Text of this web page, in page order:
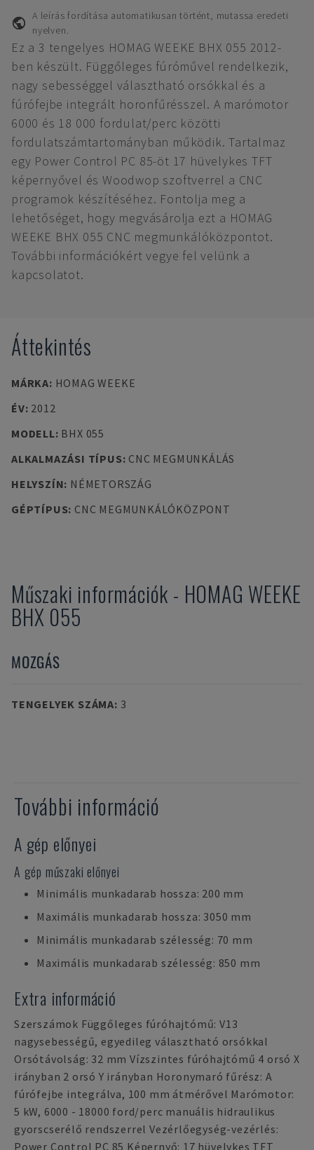
A leírás fordítása automatikusan történt, mutassa eredeti
nyelven.
Ez a 3 tengelyes HOMAG WEEKE BHX 055 2012-
ben készült. Függőleges fúróművel rendelkezik,
nagy sebességgel választható orsókkal és a
fúrófejbe integrált horonfűrésszel. A marómotor
6000 és 18 000 fordulat/perc közötti
fordulatszámtartományban működik. Tartalmaz
egy Power Control PC 85-öt 17 hüvelykes TFT
képernyővel és Woodwop szoftverrel a CNC
programok készítéséhez. Fontolja meg a
lehetőséget, hogy megvásárolja ezt a HOMAG
WEEKE BHX 055 CNC megmunkálóközpontot.
További információkért vegye fel velünk a
kapcsolatot.
Áttekintés
MÁRKA: HOMAG WEEKE
ÉV: 2012
MODELL: BHX 055
ALKALMAZÁSI TÍPUS: CNC MEGMUNKÁLÁS
HELYSZÍN: NÉMETORSZÁG
GÉPTÍPUS: CNC MEGMUNKÁLÓKÖZPONT
Műszaki információk - HOMAG WEEKE
BHX 055
MOZGÁS
TENGELYEK SZÁMA: 3
További információ
A gép előnyei
A gép műszaki előnyei
Minimális munkadarab hossza: 200 mm
Maximális munkadarab hossza: 3050 mm
Minimális munkadarab szélesség: 70 mm
Maximális munkadarab szélesség: 850 mm
Extra információ
Szerszámok Függőleges fúróhajtómű: V13
nagysebességű, egyedileg választható orsókkal
Orsótávolság: 32 mm Vízszintes fúróhajtómű 4 orsó X
irányban 2 orsó Y irányban Horonymaró fűrész: A
fúrófejbe integrálva, 100 mm átmérővel Marómotor:
5 kW, 6000 - 18000 ford/perc manuális hidraulikus
gyorscserélő rendszerrel Vezérlőegység-vezérlés:
Power Control PC 85 Képernyő: 17 hüvelykes TFT